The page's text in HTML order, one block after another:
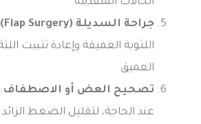
الحالات المتقدمة
جراحة السديلة (Flap Surgery)
اللثوية العميقة وإعادة تثبيت
العميق
تصحيح العض أو الاصطفاف
عند الحاجة، لتقليل الضغط